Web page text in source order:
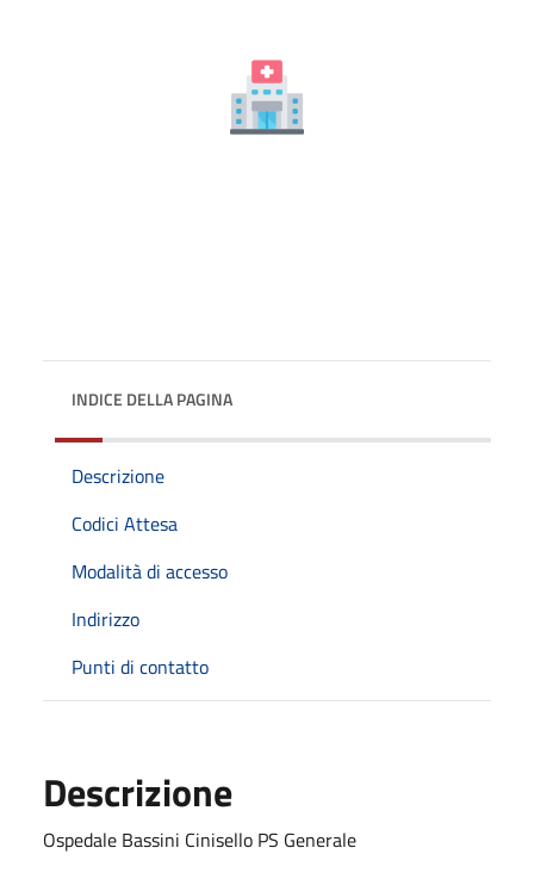
INDICE DELLA PAGINA
Descrizione
Codici Attesa
Modalità di accesso
Indirizzo
Punti di contatto
Descrizione
Ospedale Bassini Cinisello PS Generale